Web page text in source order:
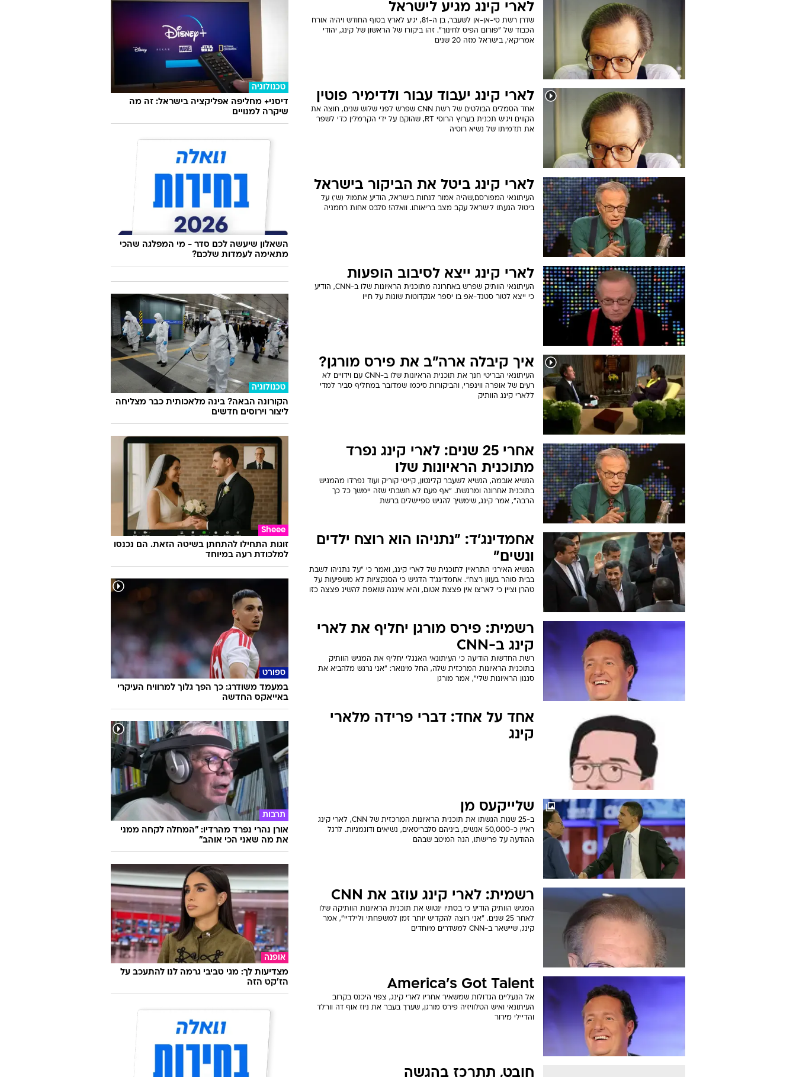
לארי קינג מגיע לישראל
שדרן רשת סי-אן-אן לשעבר, בן ה-81, יגיע לארץ בסוף החודש ויהיה אורח
הכבוד של "פורום הפיס לחינוך". זהו ביקורו של הראשון של קינג, יהודי
אמריקאי, בישראל מזה 20 שנים
לארי קינג יעבוד עבור ולדימיר פוטין
אחד הסמלים הבולטים של רשת CNN שפרש לפני שלוש שנים, חוצה את
הקווים ויגיש תכנית בערוץ הרוסי RT, שהוקם על ידי הקרמלין כדי לשפר
את תדמיתו של נשיא רוסיה
לארי קינג ביטל את הביקור בישראל
העיתונאי המפורסם,שהיה אמור לנחות בישראל, הודיע אתמול (ש') על
ביטול הגעתו לישראל עקב מצב בריאותו. וואלה! סלבס אחות רחמניה
לארי קינג ייצא לסיבוב הופעות
העיתונאי הוותיק שפרש באחרונה מתוכנית הראיונות שלו ב-CNN, הודיע
כי ייצא לטור סטנד-אפ בו יספר אנקדוטות שונות על חייו
איך קיבלה ארה"ב את פירס מורגן?
העיתונאי הבריטי חנך את תוכנית הראיונות שלו ב-CNN עם וידויים לא
רעים של אופרה ווינפרי, והביקורות סיכמו שמדובר במחליף סביר למדי
ללארי קינג הוותיק
אחרי 25 שנים: לארי קינג נפרד
מתוכנית הראיונות שלו
הנשיא אובמה, הנשיא לשעבר קלינטון, קייטי קוריק ועוד נפרדו מהמגיש
בתוכנית אחרונה ומרגשת. "אף פעם לא חשבתי שזה יימשך כל כך
הרבה", אמר קינג, שימשיך להגיש ספיישלים ברשת
אחמדינג'ד: "נתניהו הוא רוצח ילדים
ונשים"
הנשיא האירני התראיין לתוכנית של לארי קינג, ואמר כי "על נתניהו לשבת
בבית סוהר בעוון רצח". אחמדינג'ד הדגיש כי הסנקציות לא משפיעות על
טהרן וציין כי לארצו אין פצצת אטום, והיא איננה שואפת להשיג פצצה כזו
רשמית: פירס מורגן יחליף את לארי
קינג ב-CNN
רשת החדשות הודיעה כי העיתונאי האנגלי יחליף את המגיש הוותיק
בתוכנית הראיונות המרכזית שלה, החל מינואר: "אני נרגש מלהביא את
סגנון הראיונות שלי", אמר מורגן
אחד על אחד: דברי פרידה מלארי
קינג
שלייקעס מן
ב-25 שנות הגשתו את תוכנית הראיונות המרכזית של CNN, לארי קינג
ראיין כ-50,000 אנשים, ביניהם סלבריטאים, נשיאים ודוגמניות. לרגל
ההודעה על פרישתו, הנה המיטב שבהם
רשמית: לארי קינג עוזב את CNN
המגיש הוותיק הודיע כי בסתיו ינטוש את תוכנית הראיונות הוותיקה שלו
לאחר 25 שנים. "אני רוצה להקדיש יותר זמן למשפחתי ולילדיי", אמר
קינג, שיישאר ב-CNN למשדרים מיוחדים
America's Got Talent
אל הנעליים הגדולות שמשאיר אחריו לארי קינג, צפוי היכנס בקרוב
העיתונאי ואיש הטלוויזיה פירס מורגן, שערך בעבר את ניוז אוף דה וורלד
והדיילי מירור
חובט, תתרכז בהגשה
טכנולוגיה
דיסני+ מחליפה אפליקציה בישראל: זה מה
שיקרה למנויים
השאלון שיעשה לכם סדר - מי המפלגה שהכי
מתאימה לעמדות שלכם?
טכנולוגיה
הקורונה הבאה? בינה מלאכותית כבר מצליחה
ליצור וירוסים חדשים
Sheee
זוגות התחילו להתחתן בשיטה הזאת. הם נכנסו
למלכודת רעה במיוחד
ספורט
במעמד משודרג: כך הפך גלוך למרוויח העיקרי
באייאקס החדשה
תרבות
אורן נהרי נפרד מהרדיו: "המחלה לקחה ממני
את מה שאני הכי אוהב"
אופנה
מצדיעות לך: מגי טביבי גרמה לנו להתעכב על
הז'קט הזה